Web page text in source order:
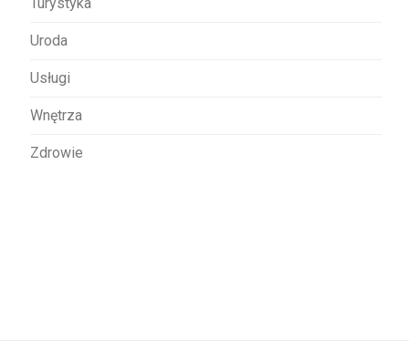
Uroda
Usługi
Wnętrza
Zdrowie